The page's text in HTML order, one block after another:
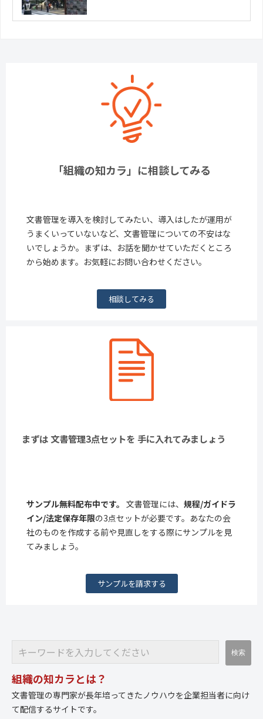
「組織の知カラ」に相談してみる
文書管理を導入を検討してみたい、導入はしたが運用が
うまくいっていないなど、文書管理についての不安はな
いでしょうか。まずは、お話を聞かせていただくところ
から始めます。お気軽にお問い合わせください。
相談してみる
まずは 文書管理3点セットを 手に入れてみましょう
サンプル無料配布中です。 文書管理には、 規程/ガイドラ
イン/法定保存年限の3点セットが必要です。あなたの会
社のものを作成する前や見直しをする際にサンプルを見
てみましょう。
サンプルを請求する
組織の知カラとは？
文書管理の専門家が長年培ってきたノウハウを企業担当者に向け
て配信するサイトです。